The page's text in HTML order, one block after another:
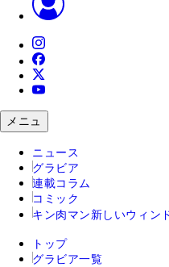
メニュ
ニュース
グラビア
連載コラム
コミック
キン肉マン 新しいウィン
トップ
グラビア一覧